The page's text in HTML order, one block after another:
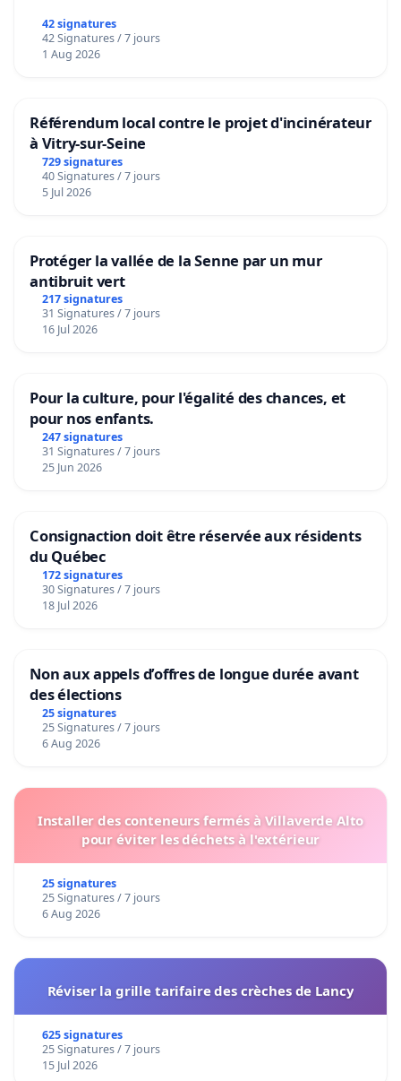
42 signatures
42 Signatures / 7 jours
1 Aug 2026
Référendum local contre le projet d'incinérateur
à Vitry-sur-Seine
729 signatures
40 Signatures / 7 jours
5 Jul 2026
Protéger la vallée de la Senne par un mur
antibruit vert
217 signatures
31 Signatures / 7 jours
16 Jul 2026
Pour la culture, pour l'égalité des chances, et
pour nos enfants.
247 signatures
31 Signatures / 7 jours
25 Jun 2026
Consignaction doit être réservée aux résidents
du Québec
172 signatures
30 Signatures / 7 jours
18 Jul 2026
Non aux appels d’offres de longue durée avant
des élections
25 signatures
25 Signatures / 7 jours
6 Aug 2026
Installer des conteneurs fermés à Villaverde Alto
pour éviter les déchets à l'extérieur
25 signatures
25 Signatures / 7 jours
6 Aug 2026
Réviser la grille tarifaire des crèches de Lancy
625 signatures
25 Signatures / 7 jours
15 Jul 2026